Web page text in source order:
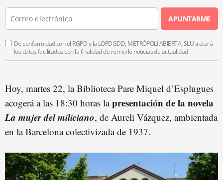
APUNTARME
De conformidad con el RGPD y la LOPDGDD, METRÓPOLI ABIERTA, SLU tratará
los datos facilitados con la finalidad de remitirle noticias de actualidad.
Hoy, martes 22, la Biblioteca Pare Miquel d’Esplugues
acogerá a las 18:30 horas lapresentación de la novela
La mujer del miliciano, de Aureli Vázquez, ambientada
en la Barcelona colectivizada de 1937.